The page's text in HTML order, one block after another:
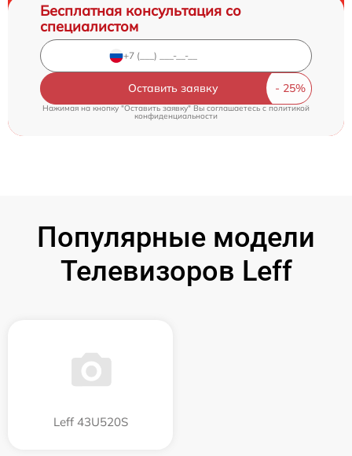
Бесплатная консультация со
специалистом
Оставить заявку
Нажимая на кнопку "Оставить заявку" Вы соглашаетесь cполитикой
конфиденциальности
Популярные модели
Телевизоров Leff
Leff 43U520S